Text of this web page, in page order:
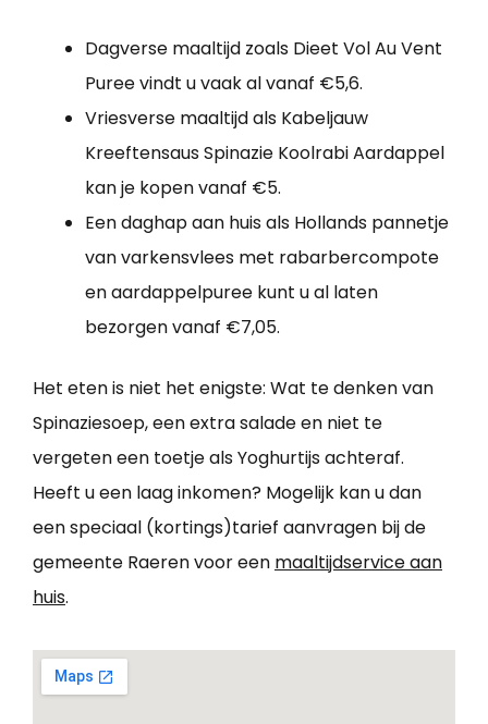
Dagverse maaltijd zoals Dieet Vol Au Vent
Puree vindt u vaak al vanaf €5,6.
Vriesverse maaltijd als Kabeljauw
Kreeftensaus Spinazie Koolrabi Aardappel
kan je kopen vanaf €5.
Een daghap aan huis als Hollands pannetje
van varkensvlees met rabarbercompote
en aardappelpuree kunt u al laten
bezorgen vanaf €7,05.
Het eten is niet het enigste: Wat te denken van
Spinaziesoep, een extra salade en niet te
vergeten een toetje als Yoghurtijs achteraf.
Heeft u een laag inkomen? Mogelijk kan u dan
een speciaal (kortings)tarief aanvragen bij de
gemeente Raeren voor een maaltijdservice aan
huis.